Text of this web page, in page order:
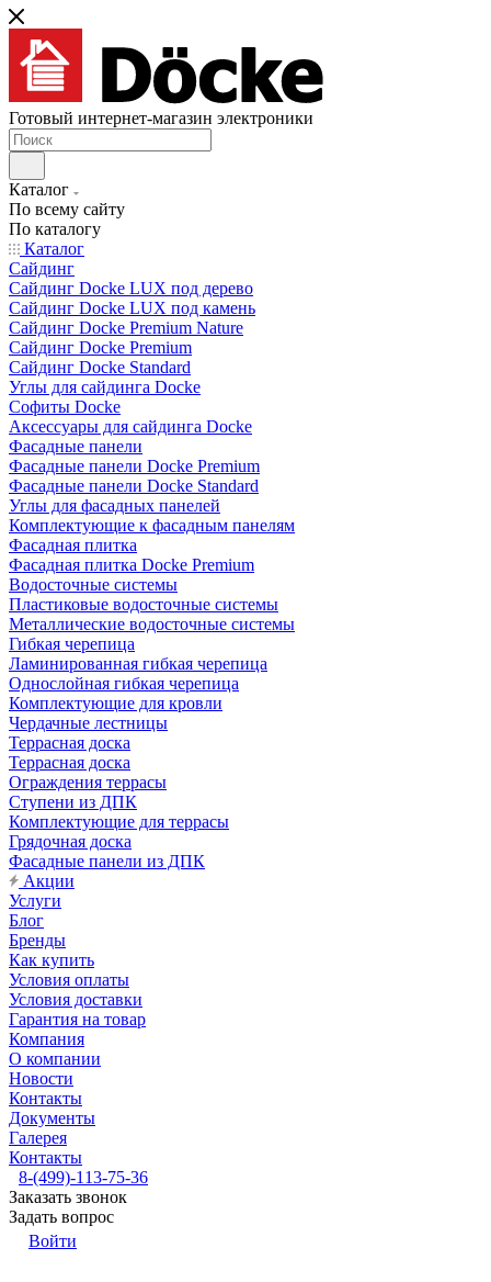
Готовый интернет-магазин электроники
Каталог
По всему сайту
По каталогу
Каталог
Сайдинг
Сайдинг Docke LUX под дерево
Сайдинг Docke LUX под камень
Сайдинг Docke Premium Nature
Сайдинг Docke Premium
Сайдинг Docke Standard
Углы для сайдинга Docke
Софиты Docke
Аксессуары для сайдинга Docke
Фасадные панели
Фасадные панели Docke Premium
Фасадные панели Docke Standard
Углы для фасадных панелей
Комплектующие к фасадным панелям
Фасадная плитка
Фасадная плитка Docke Premium
Водосточные системы
Пластиковые водосточные системы
Металлические водосточные системы
Гибкая черепица
Ламинированная гибкая черепица
Однослойная гибкая черепица
Комплектующие для кровли
Чердачные лестницы
Террасная доска
Террасная доска
Ограждения террасы
Ступени из ДПК
Комплектующие для террасы
Грядочная доска
Фасадные панели из ДПК
Акции
Услуги
Блог
Бренды
Как купить
Условия оплаты
Условия доставки
Гарантия на товар
Компания
О компании
Новости
Контакты
Документы
Галерея
Контакты
8-(499)-113-75-36
Заказать звонок
Задать вопрос
Войти